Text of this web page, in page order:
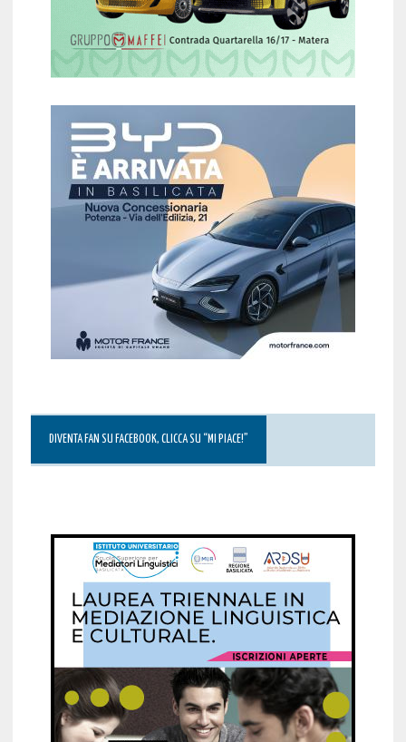
DIVENTA FAN SU FACEBOOK, CLICCA SU “MI PIACE!”